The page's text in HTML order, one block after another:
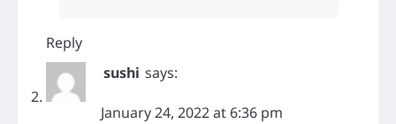
Reply
sushi says:
January 24, 2022 at 6:36 pm